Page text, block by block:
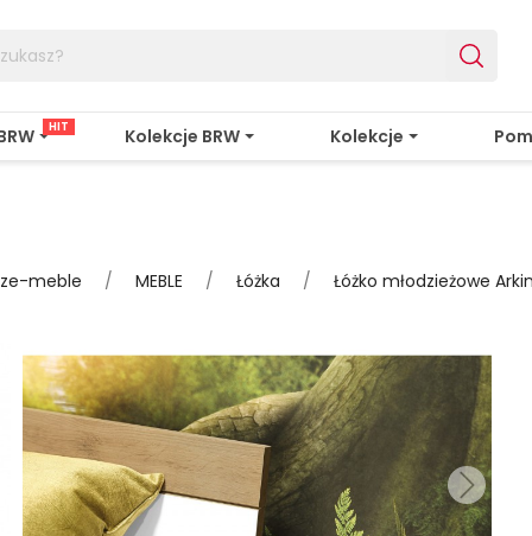
HIT Kolekcje BRW Kolekcje
meble MEBLE Łóżka Łóżko młodzieżowe